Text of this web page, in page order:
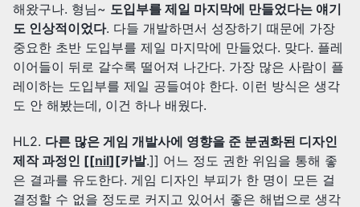
해왔구나. 형님~ 도입부를 제일 마지막에 만들었다는 얘기
도 인상적이었다. 다들 개발하면서 성장하기 때문에 가장
중요한 초반 도입부를 제일 마지막에 만들었다. 맞다. 플레
이어들이 뒤로 갈수록 떨어져 나간다. 가장 많은 사람이 플
레이하는 도입부를 제일 공들여야 한다. 이런 방식은 생각
도 안 해봤는데, 이건 하나 배웠다.
HL2. 다른 많은 게임 개발사에 영향을 준 분권화된 디자인
제작 과정인 [[nil][카발.]] 어느 정도 권한 위임을 통해 좋
은 결과를 유도한다. 게임 디자인 부피가 한 명이 모든 걸
결정할 수 없을 정도로 커지고 있어서 좋은 해법으로 생각